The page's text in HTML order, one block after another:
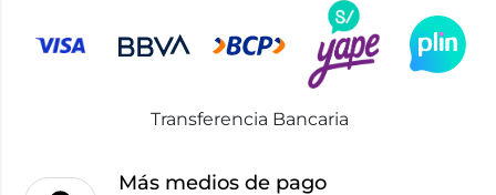
Transferencia Bancaria
Más medios de pago